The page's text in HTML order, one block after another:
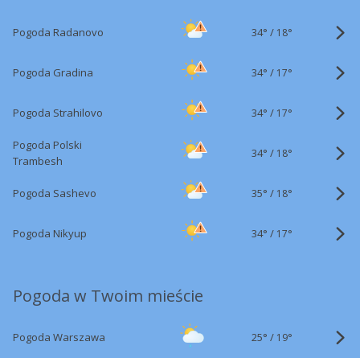
Pogoda Radanovo 34° / 18°
Pogoda Gradina 34° / 17°
Pogoda Strahilovo 34° / 17°
Pogoda Polski
Trambesh
34° / 18°
Pogoda Sashevo 35° / 18°
Pogoda Nikyup 34° / 17°
Pogoda w Twoim mieście
Pogoda Warszawa 25° / 19°